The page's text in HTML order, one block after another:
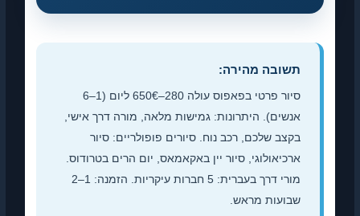
תשובה מהירה:
סיור פרטי בפאפוס עולה 280–650€ ליום (1–6
אנשים). היתרונות: גמישות מלאה, מורה דרך אישי,
בקצב שלכם, רכב נוח. סיורים פופולריים: סיור
ארכיאולוגי, סיור יין באקאמאס, יום הרים בטרודוס.
מורי דרך בעברית: 5 חברות עיקריות. הזמנה: 1–2
שבועות מראש.